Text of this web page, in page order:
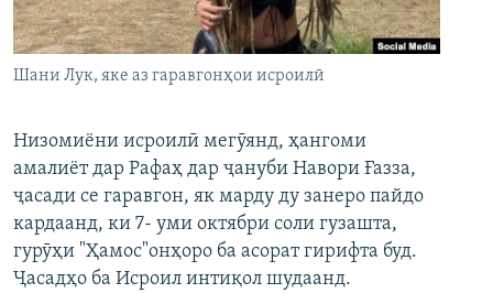
ГУЗОРИШҲОИ РАДИОӢ
Русский
Ҳамаи сомонаҳои RFE/RL
Шани Лук, яке аз гаравгонҳои исроилӣ
Низомиёни исроилӣ мегӯянд, ҳангоми
амалиёт дар Рафаҳ дар ҷануби Навори Ғазза,
ҷасади се гаравгон, як марду ду занеро пайдо
кардаанд, ки 7- уми октябри соли гузашта,
гурӯҳи "Ҳамос"онҳоро ба асорат гирифта буд.
Ҷасадҳо ба Исроил интиқол шудаанд.